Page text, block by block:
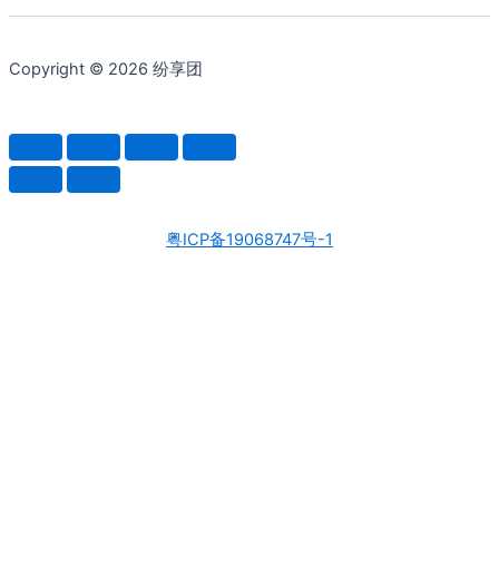
Copyright © 2026 纷享团
粤ICP备19068747号-1